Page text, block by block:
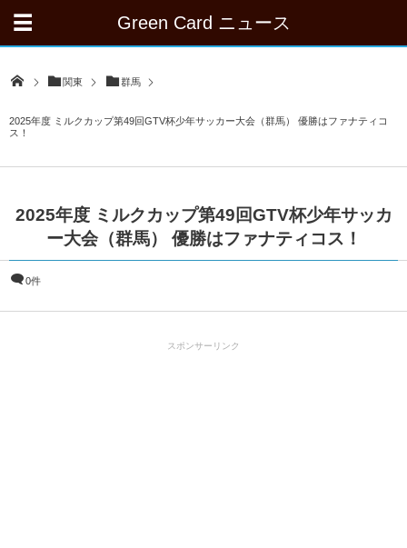
Green Card ニュース
関東 群馬
2025年度 ミルクカップ第49回GTV杯少年サッカー大会（群馬） 優勝はファナティコ
ス！
2025年度 ミルクカップ第49回GTV杯少年サッカ
ー大会（群馬） 優勝はファナティコス！
0件
スポンサーリンク